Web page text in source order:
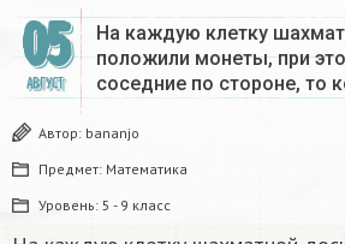
05
АВГУСТ
На каждую клетку
положили монеты, при
соседние по стороне, то
Автор: bananjo
Предмет: Математика
Уровень: 5 - 9 класс